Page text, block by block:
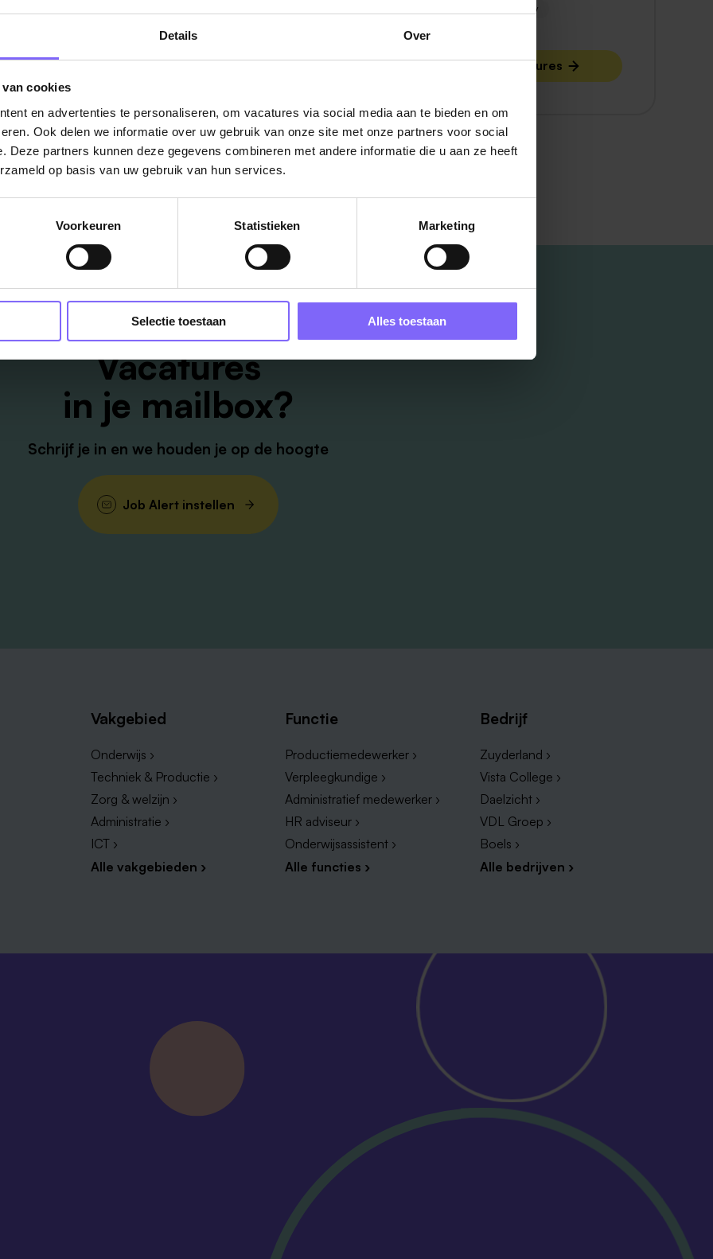
Details Over
cookies
en advertenties te personaliseren, om vacatures via social media aan te bieden en om
Ook delen we informatie over uw gebruik van onze site met onze partners voor social
Deze partners kunnen deze gegevens combineren met andere informatie die u aan ze heeft
op basis van uw gebruik van hun services.
Voorkeuren Statistieken Marketing
Selectie toestaan Alles toestaan
kan. Je krijgt binnen 4 werkdagen
klikt.
LinkedIn
techniek in Limburg|Vacatures in de
Venray
Bekijk meer vacatures
Vacatures
in je mailbox?
Schrijf je in en we houden je op de hoogte
Job Alert instellen
Vakgebied
Onderwijs ›
Techniek & Productie ›
Zorg & welzijn ›
Administratie ›
ICT ›
Alle vakgebieden ›
Functie
Productiemedewerker ›
Verpleegkundige ›
Administratief medewerker ›
HR adviseur ›
Onderwijsassistent ›
Alle functies ›
Bedrijf
Zuyderland ›
Vista College ›
Daelzicht ›
VDL Groep ›
Boels ›
Alle bedrijven ›